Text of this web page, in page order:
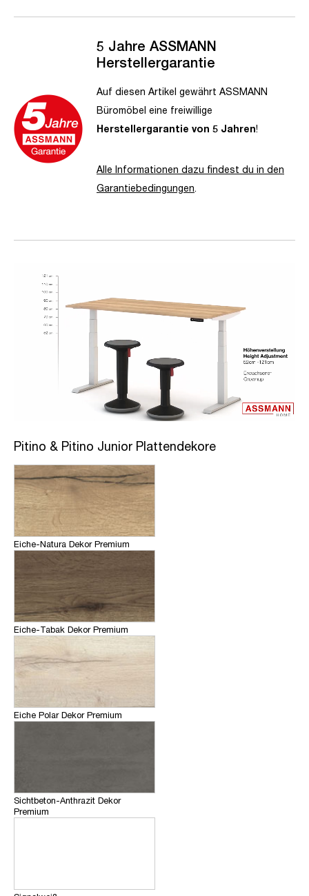
5 Jahre ASSMANN
Herstellergarantie
Auf diesen Artikel gewährt ASSMANN
Büromöbel eine freiwillige
Herstellergarantie von 5 Jahren!
Alle Informationen dazu findest du in den
Garantiebedingungen.
Pitino & Pitino Junior Plattendekore
Eiche-Natura Dekor Premium
Eiche-Tabak Dekor Premium
Eiche Polar Dekor Premium
Sichtbeton-Anthrazit Dekor
Premium